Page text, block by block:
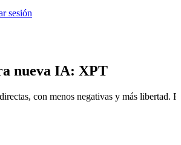
sesión
nueva IA: XPT
con menos negativas y más libertad.